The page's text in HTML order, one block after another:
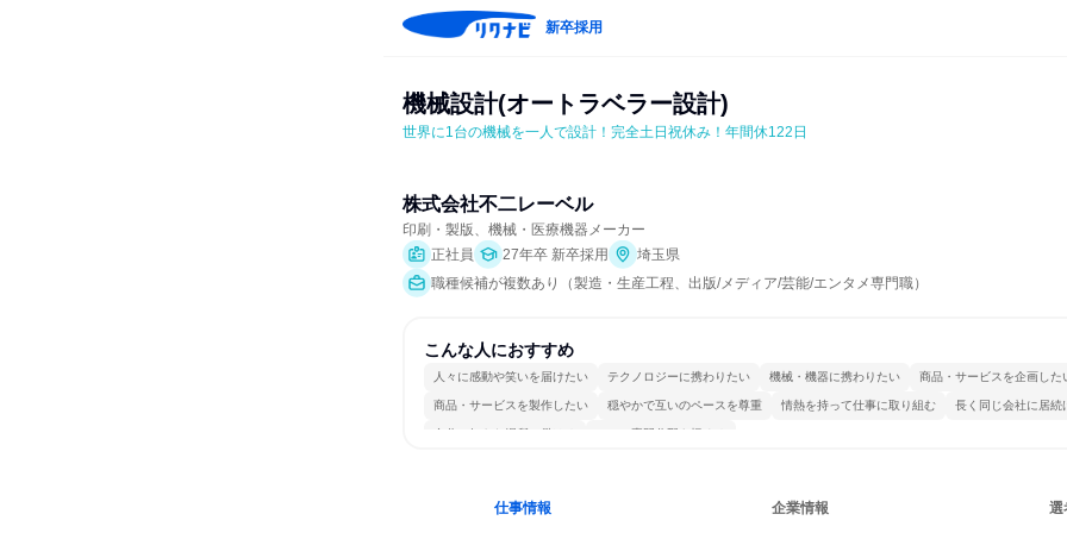
新卒採用
機械設計(オートラベラー設計)
世界に1台の機械を一人で設計！完全土日祝休み！年間休122日
株式会社不二レーベル
印刷・製版、機械・医療機器メーカー
正社員
27年卒 新卒採用
埼玉県
職種候補が複数あり（製造・生産工程、出版/メディア/芸能/エンタメ専門職）
こんな人におすすめ
人々に感動や笑いを届けたい テクノロジーに携わりたい 機械・機器に携わりたい 商品・サービスを企画した
商品・サービスを製作したい 穏やかで互いのペースを尊重 情熱を持って仕事に取り組む 長く同じ会社に居続
自分の好きな場所で働ける 一つの専門分野を極める
仕事情報 企業情報 選